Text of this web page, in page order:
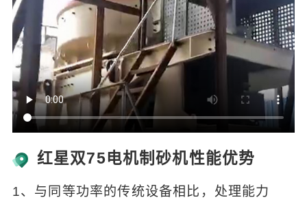
红星双75电机制砂机性能优势
1、与同等功率的传统设备相比，处理能力